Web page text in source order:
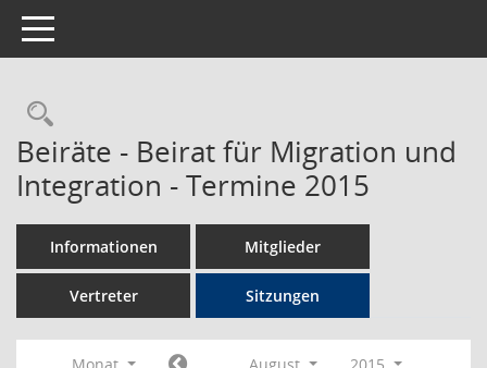
Toggle navigation
Rechercheauswahl
Beiräte - Beirat für Migration und
Integration - Termine 2015
Informationen Mitglieder
Vertreter Sitzungen